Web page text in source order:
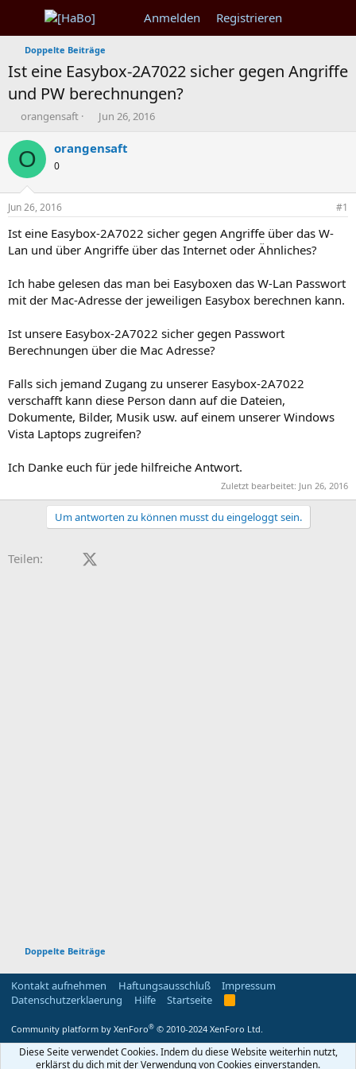
Anmelden Registrieren
Doppelte Beiträge
Ist eine Easybox-2A7022 sicher gegen Angriffe
und PW berechnungen?
T
e
m
n
t
a
t
r
orangensaft
B
g
a
t
m
Jun 26, 2016
O orangensaft
0
Jun 26, 2016 #1
Ist eine Easybox-2A7022 sicher gegen Angriffe über das W-
Lan und über Angriffe über das Internet oder Ähnliches?
Ich habe gelesen das man bei Easyboxen das W-Lan Passwort
mit der Mac-Adresse der jeweiligen Easybox berechnen kann.
Ist unsere Easybox-2A7022 sicher gegen Passwort
Berechnungen über die Mac Adresse?
Falls sich jemand Zugang zu unserer Easybox-2A7022
verschafft kann diese Person dann auf die Dateien,
Dokumente, Bilder, Musik usw. auf einem unserer Windows
Vista Laptops zugreifen?
Ich Danke euch für jede hilfreiche Antwort.
Zuletzt bearbeitet: Jun 26, 2016
Um antworten zu können musst du eingeloggt sein.
Teilen: Facebook
Doppelte Beiträge
Kontakt aufnehmen Haftungsausschluß
Impressum
Datenschutzerklaerung
Hilfe Startseite
R
Community platform by XenForo® © 2010-2024 XenForo Ltd.
Diese Seite verwendet Cookies. Indem du diese Website weiterhin nutzt,
erklärst du dich mit der Verwendung von Cookies einverstanden.